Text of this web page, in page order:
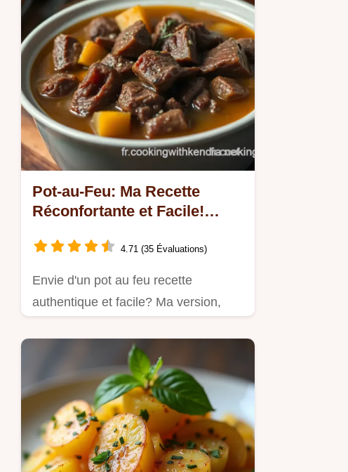
Pot-au-Feu: Ma Recette
Réconfortante et Facile!
4.71 (35 Évaluations)
Envie d'un pot au feu recette
authentique et facile? Ma version,